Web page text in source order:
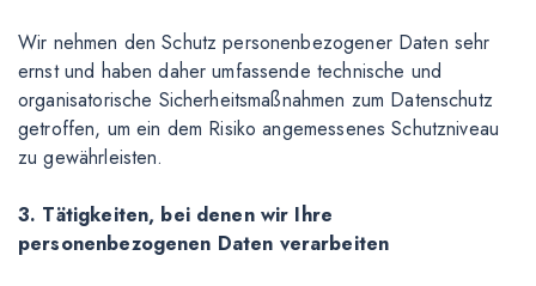
Wir nehmen den Schutz personenbezogener Daten sehr
ernst und haben daher umfassende technische und
organisatorische Sicherheitsmaßnahmen zum Datenschutz
getroffen, um ein dem Risiko angemessenes Schutzniveau
zu gewährleisten.
3. Tätigkeiten, bei denen wir Ihre
personenbezogenen Daten verarbeiten